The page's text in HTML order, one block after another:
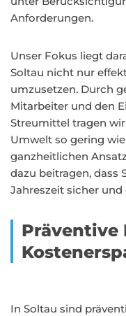
Anforderungen.
Unser Fokus liegt
Soltau nicht nur
umzusetzen. Durch
Mitarbeiter und den
Streumittel tragen
Umwelt so gering
ganzheitlichen
dazu beitragen, dass
Jahreszeit sicher
Präventive
In Soltau sind